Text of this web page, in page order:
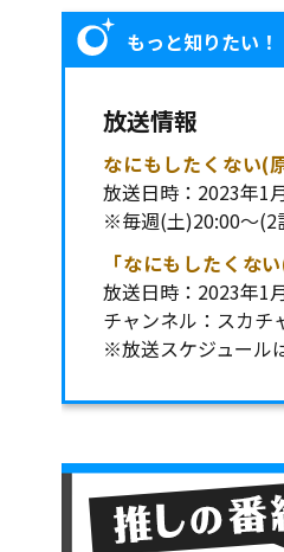
もっと知りたい！
放送情報
なにもしたくない(
放送日時：2023年1
※毎週(土)20:00～(2
「なにもしたくな
放送日時：2023年1
チャンネル：スカチ
※放送スケジュール